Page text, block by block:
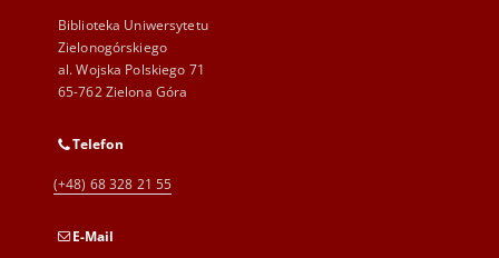
Biblioteka Uniwersytetu
Zielonogórskiego
al. Wojska Polskiego 71
65-762 Zielona Góra
Telefon
(+48) 68 328 21 55
E-Mail